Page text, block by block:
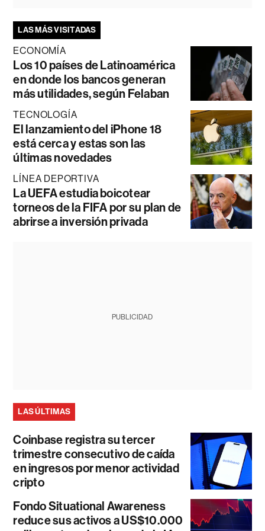
LAS MÁS VISITADAS
ECONOMÍA
Los 10 países de Latinoamérica
en donde los bancos generan
más utilidades, según Felaban
TECNOLOGÍA
El lanzamiento del iPhone 18
está cerca y estas son las
últimas novedades
LÍNEA DEPORTIVA
La UEFA estudia boicotear
torneos de la FIFA por su plan de
abrirse a inversión privada
PUBLICIDAD
LAS ÚLTIMAS
Coinbase registra su tercer
trimestre consecutivo de caída
en ingresos por menor actividad
cripto
Fondo Situational Awareness
reduce sus activos a US$10.000